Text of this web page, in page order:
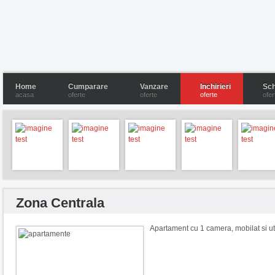
Home
acasa
Cumparare
oferte
Vanzare
oferte
Inchirieri
oferte
Zona Centrala
Apartament cu 1 camera, mobilat si